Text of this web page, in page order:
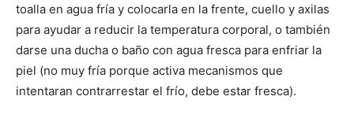
toalla en agua fría y colocarla en la frente, cuello y axilas
para ayudar a reducir la temperatura corporal, o también
darse una ducha o baño con agua fresca para enfriar la
piel (no muy fría porque activa mecanismos que
intentaran contrarrestar el frío, debe estar fresca).